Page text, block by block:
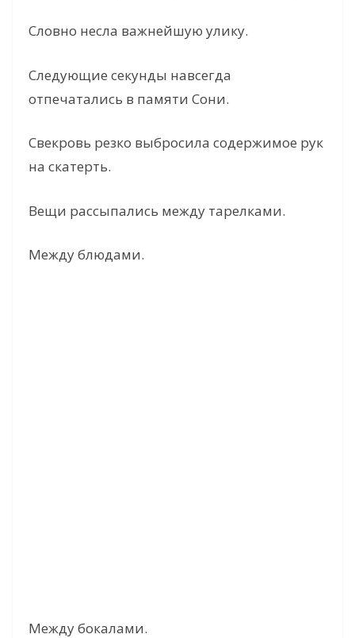
Словно несла важнейшую улику.
Следующие секунды навсегда
отпечатались в памяти Сони.
Свекровь резко выбросила содержимое рук
на скатерть.
Вещи рассыпались между тарелками.
Между блюдами.
Между бокалами.